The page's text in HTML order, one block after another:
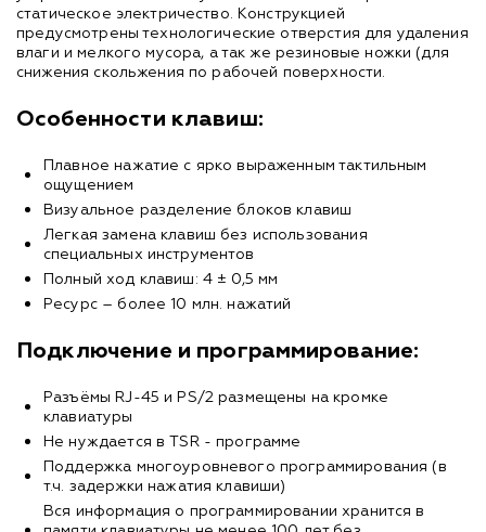
статическое электричество. Конструкцией
предусмотрены технологические отверстия для удаления
влаги и мелкого мусора, а так же резиновые ножки (для
снижения скольжения по рабочей поверхности.
Особенности клавиш:
Плавное нажатие с ярко выраженным тактильным
ощущением
Визуальное разделение блоков клавиш
Легкая замена клавиш без использования
специальных инструментов
Полный ход клавиш: 4 ± 0,5 мм
Ресурс – более 10 млн. нажатий
Подключение и программирование:
Разъёмы RJ-45 и PS/2 размещены на кромке
клавиатуры
Не нуждается в TSR - программе
Поддержка многоуровневого программирования (в
т.ч. задержки нажатия клавиши)
Вся информация о программировании хранится в